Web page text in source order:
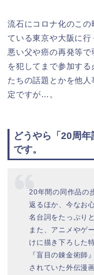
流石にコロナ化のこ
ている東京や大阪に
悪い父や癌の再発等
を犯してまで参加す
たちの話題とかを他
定ですが…。
どうやら「20周
です。
20年間の同作品の
返るほか、今なお
名台詞をたっぷり
また、アニメやゲ
けに描き下ろした
『盲目の錬金術師
されていた外伝漫